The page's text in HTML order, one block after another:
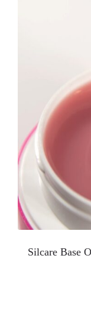
Silcare Base